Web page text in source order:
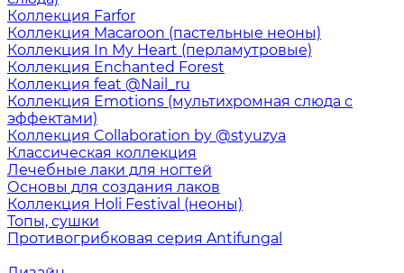
Коллекция Farfor
Коллекция Macaroon (пастельные неоны)
Коллекция In My Heart (перламутровые)
Коллекция Enchanted Forest
Коллекция feat @Nail_ru
Коллекция Emotions (мультихромная слюда с
эффектами)
Коллекция Collaboration by @styuzya
Классическая коллекция
Лечебные лаки для ногтей
Основы для создания лаков
Коллекция Holi Festival (неоны)
Топы, сушки
Противогрибковая серия Antifungal